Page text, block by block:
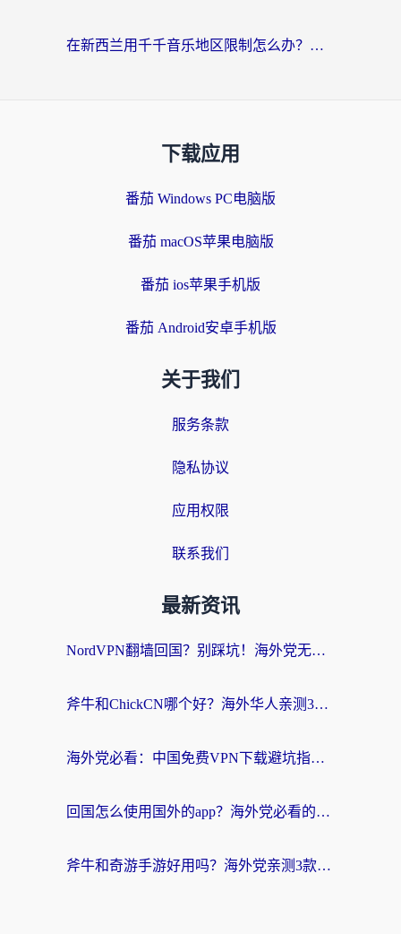
在新西兰用千千音乐地区限制怎么办？海外华人必备的回国加速解决方案
下载应用
番茄 Windows PC电脑版
番茄 macOS苹果电脑版
番茄 ios苹果手机版
番茄 Android安卓手机版
关于我们
服务条款
隐私协议
应用权限
联系我们
最新资讯
NordVPN翻墙回国？别踩坑！海外党无缝访问国内资源的真实指南
斧牛和ChickCN哪个好？海外华人亲测3款回国加速器+免费试用攻略
海外党必看：中国免费VPN下载避坑指南 + 无缝访问国内资源的终极方案
回国怎么使用国外的app？海外党必看的无缝访问国内资源全攻略
斧牛和奇游手游好用吗？海外党亲测3款回国加速器，选对才能无缝刷国内资源